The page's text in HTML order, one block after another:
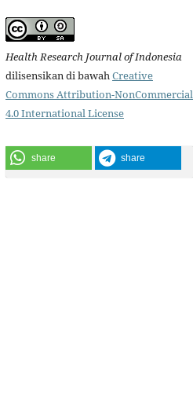
Health Research Journal of Indonesia
dilisensikan di bawah Creative
Commons Attribution-NonCommercial
4.0 International License
share share